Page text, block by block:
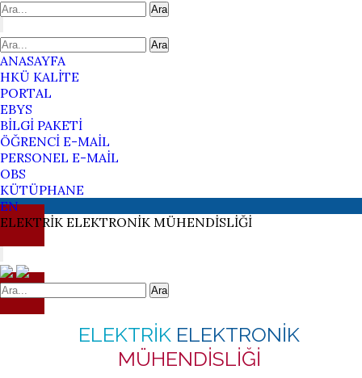
Ara
Ara
ANASAYFA
HKÜ KALİTE
PORTAL
EBYS
BİLGİ PAKETİ
ÖĞRENCİ E-MAİL
PERSONEL E-MAİL
OBS
KÜTÜPHANE
EN
ELEKTRİK ELEKTRONİK MÜHENDİSLİĞİ
Ara
ELEKTRİK ELEKTRONİK
MÜHENDİSLİĞİ